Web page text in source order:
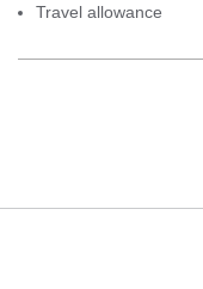
Travel allowance